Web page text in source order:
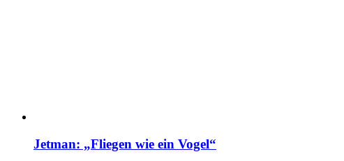
Jetman: „Fliegen wie ein Vogel“